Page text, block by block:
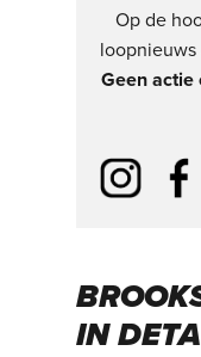
Op de
loopnieuws
Geen actie
IN